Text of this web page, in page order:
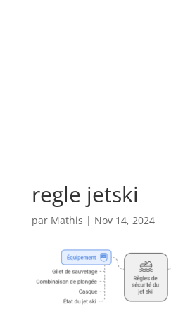
regle jetski
par Mathis | Nov 14, 2024